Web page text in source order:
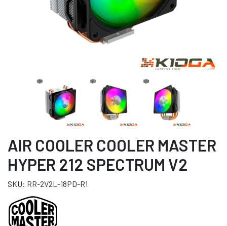
AIR COOLER COOLER MASTER
HYPER 212 SPECTRUM V2
SKU: RR-2V2L-18PD-R1